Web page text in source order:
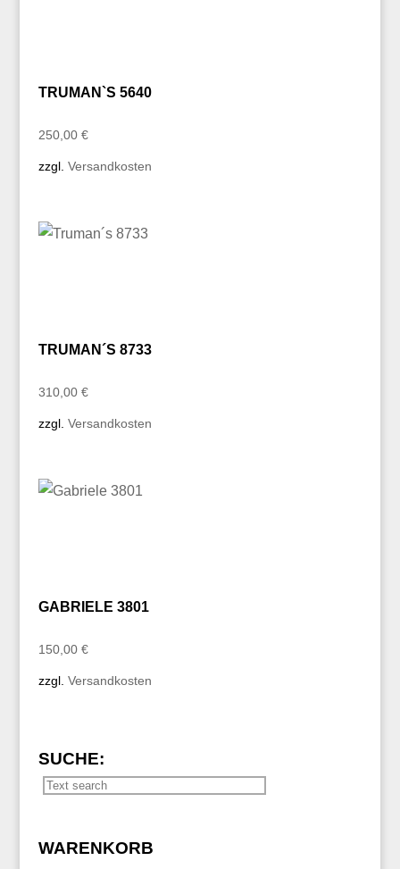
TRUMAN`S 5640
250,00 €
zzgl. Versandkosten
TRUMAN´S 8733
310,00 €
zzgl. Versandkosten
GABRIELE 3801
150,00 €
zzgl. Versandkosten
SUCHE:
WARENKORB